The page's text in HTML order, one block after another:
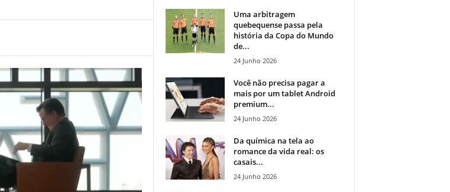
Uma arbitragem
quebequense passa pela
história da Copa do Mundo
de...
24 Junho 2026
Você não precisa pagar a
mais por um tablet Android
premium...
24 Junho 2026
Da química na tela ao
romance da vida real: os
casais...
24 Junho 2026